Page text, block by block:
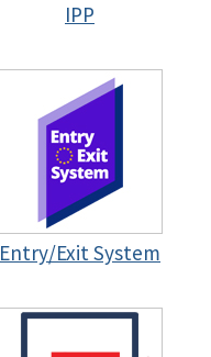
IPP
Entry/Exit System